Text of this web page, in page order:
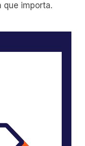
que importa.